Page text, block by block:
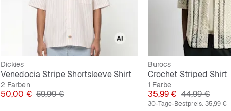
Dickies
Venedocia Stripe Shortsleeve Shirt
2 Farben
Preis
50,00 € Originalpreis
69,99 €
Burocs
Crochet Striped Shirt
1 Farbe
Preis
35,99 € Originalpreis
44,99 €
30-Tage-Bestpreis:35,99 €